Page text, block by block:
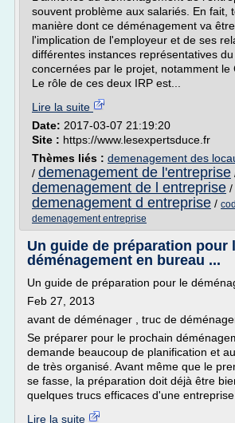
souvent problème aux salariés. En fait,
manière dont ce déménagement va
l'implication de l'employeur et de ses
différentes instances représentatives
concernées par le projet, notamment le
Le rôle de ces deux IRP est...
Lire la suite
Date: 2017-03-07 21:19:20
Site : https://www.lesexpertsduce.fr
Thèmes liés : demenagement des
/ demenagement de l'entreprise
demenagement de l entreprise /
demenagement d entreprise /
demenagement entreprise
Un guide de préparation pour
déménagement en bureau ...
Un guide de préparation pour le
Feb 27, 2013
avant de déménager , truc de
Se préparer pour le prochain
demande beaucoup de planification et
de très organisé. Avant même que le
se fasse, la préparation doit déjà être
quelques trucs efficaces d'une entreprise
Lire la suite